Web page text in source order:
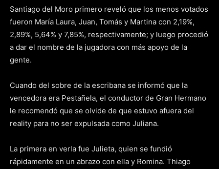
Santiago del Moro primero reveló que los menos votados
fueron María Laura, Juan, Tomás y Martina con 2,19%,
2,89%, 5,64% y 7,85%, respectivamente; y luego procedió
a dar el nombre de la jugadora con más apoyo de la
gente.
Cuando del sobre de la escribana se informó que la
vencedora era Pestañela, el conductor de Gran Hermano
le recomendó que se olvide de que estuvo afuera del
reality para no ser expulsada como Juliana.
La primera en verla fue Julieta, quien se fundió
rápidamente en un abrazo con ella y Romina. Thiago